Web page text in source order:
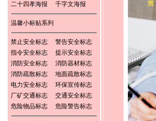
二十四孝海报
千字文海报
温馨小标贴系列
禁止安全标志
警告安全标志
指令安全标志
提示安全标志
消防安全标志
消防器材标志
消防疏散标志
地面疏散标志
电力安全标志
环保宣传标志
厂矿交通标志
交通安全标志
危险物品标志
危险警告标志